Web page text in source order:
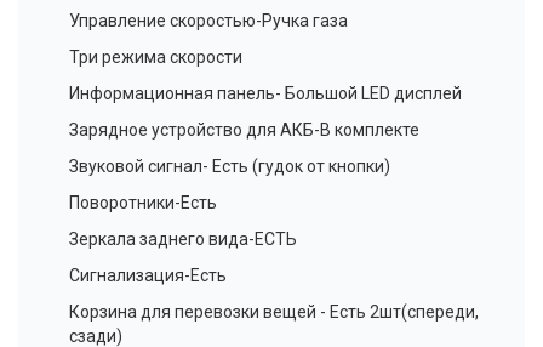
Управление скоростью-Ручка газа
Три режима скорости
Информационная панель- Большой LED дисплей
Зарядное устройство для АКБ-В комплекте
Звуковой сигнал- Есть (гудок от кнопки)
Поворотники-Есть
Зеркала заднего вида-ЕСТЬ
Сигнализация-Есть
Корзина для перевозки вещей - Есть 2шт(спереди,
сзади)